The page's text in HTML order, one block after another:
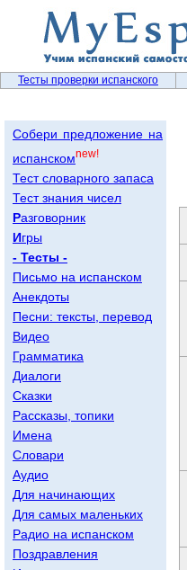
Тесты проверки испанского
Собери предложение на
испанскомnew!
Тест словарного запаса
Тест знания чисел
Разговорник
Игры
- Тесты -
Письмо на испанском
Анекдоты
Песни: тексты, перевод
Видео
Грамматика
Диалоги
Сказки
Рассказы, топики
Имена
Словари
Аудио
Для начинающих
Для самых маленьких
Радио на испанском
Поздравления